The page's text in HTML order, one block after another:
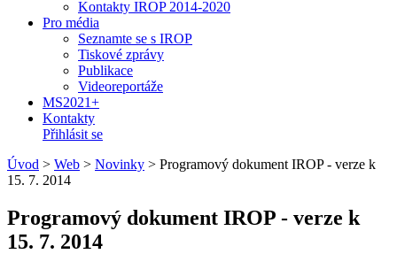
Kontakty IROP 2014-2020
Pro média
Seznamte se s IROP
Tiskové zprávy
Publikace
Videoreportáže
MS2021+
Kontakty
Přihlásit se
Úvod > Web > Novinky > Programový dokument IROP - verze k
15. 7. 2014
Programový dokument IROP - verze k
15. 7. 2014